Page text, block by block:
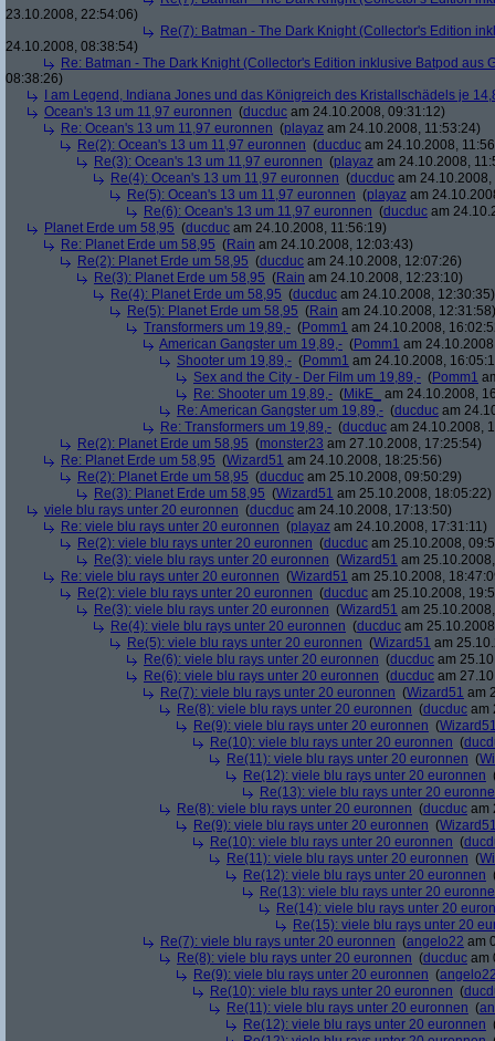
23.10.2008, 22:54:06)
Re(7): Batman - The Dark Knight (Collector's Edition
24.10.2008, 08:38:54)
Re: Batman - The Dark Knight (Collector's Edition inklusive Batpod aus
08:38:26)
I am Legend, Indiana Jones und das Königreich des Kristallschädels je
Ocean's 13 um 11,97 euronnen (ducduc am 24.10.2008, 09:31:12)
Re: Ocean's 13 um 11,97 euronnen (playaz am 24.10.2008, 11:53:24)
Re(2): Ocean's 13 um 11,97 euronnen (ducduc am 24.10.2008,
Re(3): Ocean's 13 um 11,97 euronnen (playaz am 24.10.2008,
Re(4): Ocean's 13 um 11,97 euronnen (ducduc am
Re(5): Ocean's 13 um 11,97 euronnen (playaz am
Re(6): Ocean's 13 um 11,97 euronnen (ducduc am
Planet Erde um 58,95 (ducduc am 24.10.2008, 11:56:19)
Re: Planet Erde um 58,95 (Rain am 24.10.2008, 12:03:43)
Re(2): Planet Erde um 58,95 (ducduc am 24.10.2008, 12:07:26)
Re(3): Planet Erde um 58,95 (Rain am 24.10.2008, 12:23:10)
Re(4): Planet Erde um 58,95 (ducduc am 24.10.2008, 12:30:35)
Re(5): Planet Erde um 58,95 (Rain am 24.10.2008, 12:31:58)
Transformers um 19,89,- (Pomm1 am 24.10.2008,
American Gangster um 19,89,- (Pomm1 am
Shooter um 19,89,- (Pomm1 am 24.10.2008,
Sex and the City - Der Film um 19,89,- (Pomm1
Re: Shooter um 19,89,- (MikE_
am 24.10.2008,
Re: American Gangster um 19,89,- (ducduc am
Re: Transformers um 19,89,- (ducduc am 24.10.2008,
Re(2): Planet Erde um 58,95 (monster23 am 27.10.2008, 17:25:54)
Re: Planet Erde um 58,95 (Wizard51 am 24.10.2008, 18:25:56)
Re(2): Planet Erde um 58,95 (ducduc am 25.10.2008, 09:50:29)
Re(3): Planet Erde um 58,95 (Wizard51 am 25.10.2008, 18:05:22)
viele blu rays unter 20 euronnen (ducduc am 24.10.2008, 17:13:50)
Re: viele blu rays unter 20 euronnen (playaz am 24.10.2008, 17:31:11)
Re(2): viele blu rays unter 20 euronnen (ducduc am 25.10.2008,
Re(3): viele blu rays unter 20 euronnen (Wizard51 am
Re: viele blu rays unter 20 euronnen (Wizard51 am 25.10.2008,
Re(2): viele blu rays unter 20 euronnen (ducduc am 25.10.2008,
Re(3): viele blu rays unter 20 euronnen (Wizard51 am
Re(4): viele blu rays unter 20 euronnen (ducduc am
Re(5): viele blu rays unter 20 euronnen (Wizard51 am
Re(6): viele blu rays unter 20 euronnen (ducduc am
Re(6): viele blu rays unter 20 euronnen (ducduc am
Re(7): viele blu rays unter 20 euronnen (Wizard51 am
Re(8): viele blu rays unter 20 euronnen (ducduc am
Re(9): viele blu rays unter 20 euronnen (
Re(10): viele blu rays unter 20 euronnen (
Re(11): viele blu rays unter 20 euronnen (
Re(12): viele blu rays unter 20 euronnen
Re(13): viele blu rays unter 20
Re(8): viele blu rays unter 20 euronnen (ducduc am
Re(9): viele blu rays unter 20 euronnen (
Re(10): viele blu rays unter 20 euronnen (
Re(11): viele blu rays unter 20 euronnen (
Re(12): viele blu rays unter 20 euronnen
Re(13): viele blu rays unter 20
Re(14): viele blu rays unter 20
Re(15): viele blu rays unter 20
Re(7): viele blu rays unter 20 euronnen (angelo22 am
Re(8): viele blu rays unter 20 euronnen (ducduc am
Re(9): viele blu rays unter 20 euronnen (
Re(10): viele blu rays unter 20 euronnen (
Re(11): viele blu rays unter 20 euronnen (
Re(12): viele blu rays unter 20 euronnen